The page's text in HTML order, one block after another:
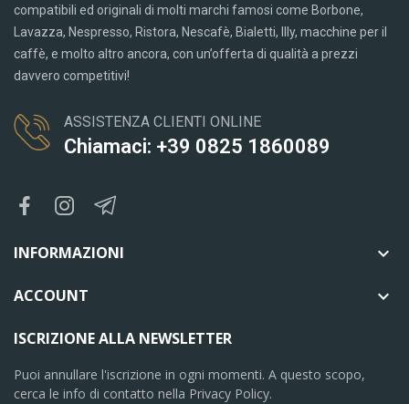
compatibili ed originali di molti marchi famosi come Borbone,
Lavazza, Nespresso, Ristora, Nescafè, Bialetti, Illy, macchine per il
caffè, e molto altro ancora, con un’offerta di qualità a prezzi
davvero competitivi!
ASSISTENZA CLIENTI ONLINE
Chiamaci: +39 0825 1860089
INFORMAZIONI 
ACCOUNT 
ISCRIZIONE ALLA NEWSLETTER
Puoi annullare l'iscrizione in ogni momenti. A questo scopo,
cerca le info di contatto nella Privacy Policy.